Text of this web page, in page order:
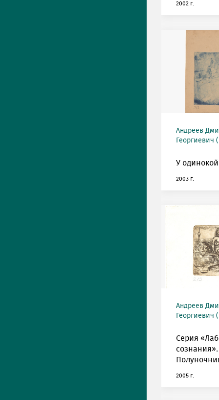
2002 г.
Андреев
Георгиевич
У
2003 г.
Андреев
Георгиевич
Серия
сознания».
2005 г.